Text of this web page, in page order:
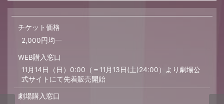
チケット価格
2,000円均一
WEB購入窓口
11月14日（日）0:00（＝11月13日(土)24:00）より劇場公
式サイトにて先着販売開始
劇場購入窓口